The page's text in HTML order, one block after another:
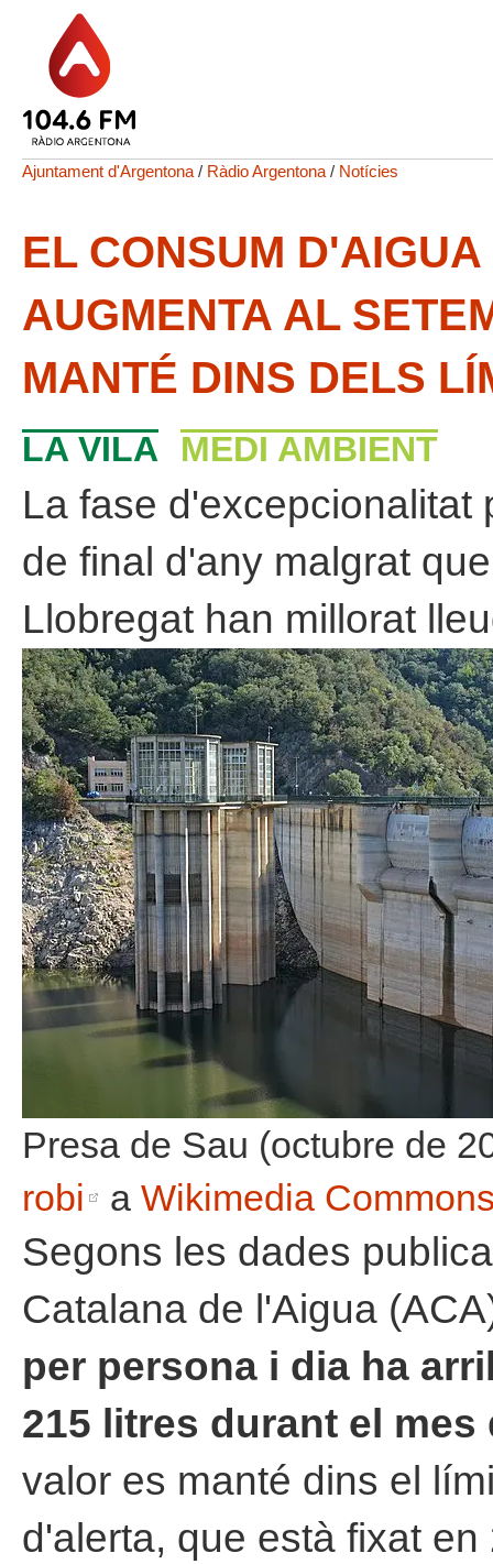
Ajuntament d'Argentona / Ràdio Argentona / Notícies
EL CONSUM
AUGMENTA AL
MANTÉ DINS DELS
LA VILA MEDI AMBIENT
La fase d'excepcionalitat
de final d'any malgrat
Llobregat han millorat
Presa de Sau (octubre de
robi
a Wikimedia
Segons les dades
Catalana de l'Aigua
per persona i dia ha
215 litres durant el mes
valor es manté dins el
d'alerta, que està fixat